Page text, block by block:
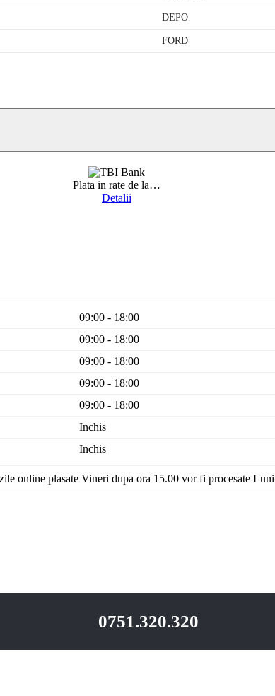
DEPO
FORD
Plata in rate de la…
Detalii
09:00 - 18:00
09:00 - 18:00
09:00 - 18:00
09:00 - 18:00
09:00 - 18:00
Inchis
Inchis
online plasate Vineri dupa ora 15.00 vor fi procesate
0751.320.320